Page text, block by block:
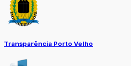
Transparência Porto Velho